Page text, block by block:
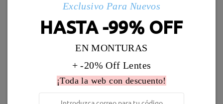
9,95 € M38861
Exclusivo Para Nuevos
HASTA -99% OFF
EN MONTURAS
+ -20% Off Lentes
¡Toda la web con descuento!